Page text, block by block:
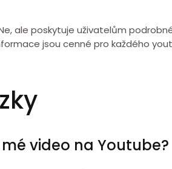
ale poskytuje uživatelům
jsou cenné pro každého
video na Youtube?